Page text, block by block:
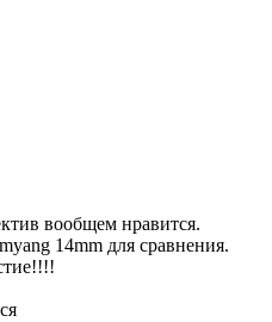
вообщем нравится.
14mm для сравнения.